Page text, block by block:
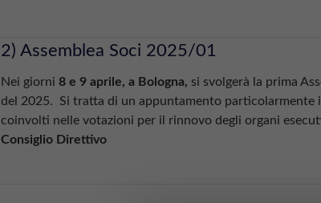
2) Assemblea Soci 2025/01
Nei giorni 8 e 9 aprile, a Bologna, si svolgerà la prima
del 2025. Si tratta di un appuntamento particolarmente
coinvolti nelle votazioni per il rinnovo degli organi
Consiglio Direttivo